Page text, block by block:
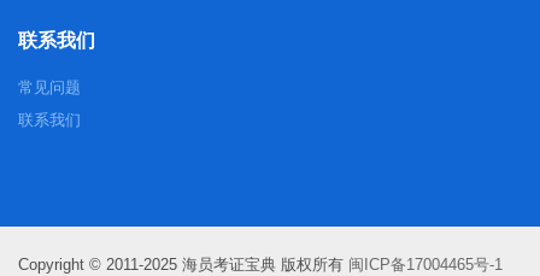
联系我们
常见问题
联系我们
Copyright © 2011-2025 海员考证宝典 版权所有 闽ICP备17004465号-1